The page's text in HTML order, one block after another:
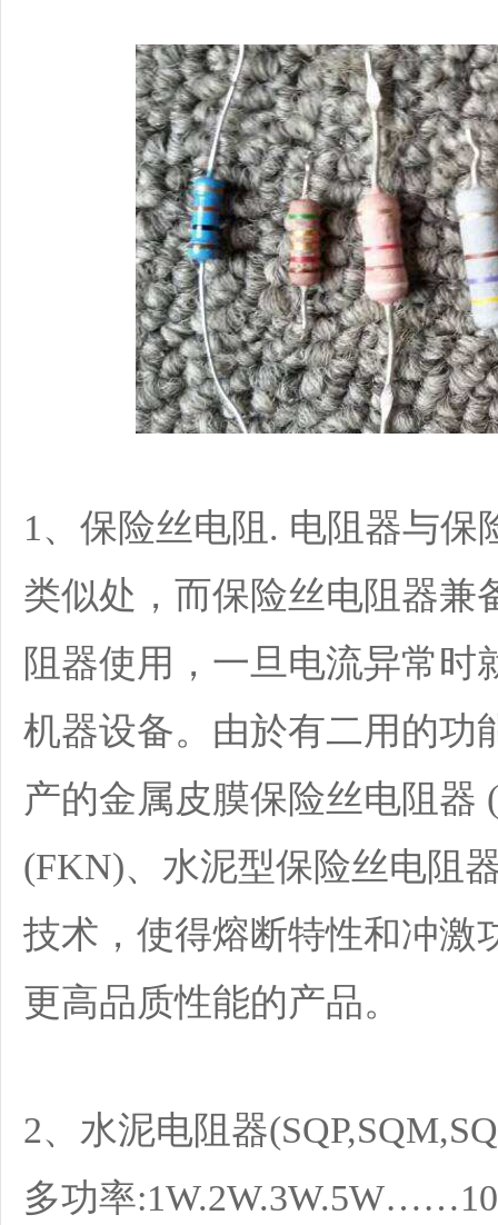
1、保险丝电阻. 电阻器与
类似处，而保险丝电阻器兼
阻器使用，一旦电流异常时
机器设备。由於有二用的功
产的金属皮膜保险丝电阻器
(FKN)、水泥型保险丝电阻
技术，使得熔断特性和冲激
更高品质性能的产品。
2、水泥电阻器
多功率